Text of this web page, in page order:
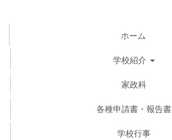
ホーム
学校紹介
家政科
各種申請書・報告書
学校行事